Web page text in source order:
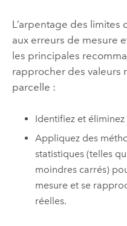
L’arpentage des limites
aux erreurs de mesure
les principales
rapprocher des valeurs
parcelle :
Identifiez et
Appliquez des
statistiques (telles
moindres carrés)
mesure et se
réelles.